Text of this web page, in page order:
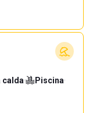
calda· Piscina·